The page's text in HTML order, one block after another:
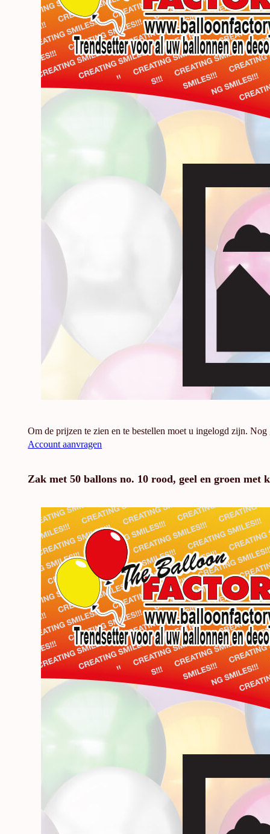
Om de prijzen te zien en te bestellen moet u ingelogd zijn. Nog
Account aanvragen
Zak met 50 ballons no. 10 rood, geel en groen met